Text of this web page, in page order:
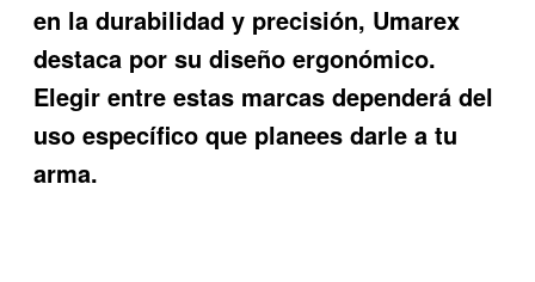
en la durabilidad y precisión, Umarex
destaca por su diseño ergonómico.
Elegir entre estas marcas dependerá del
uso específico que planees darle a tu
arma.